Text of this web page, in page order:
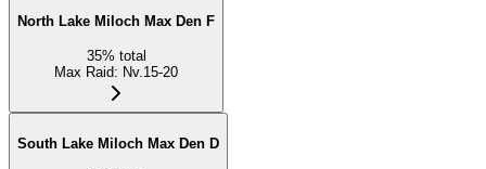
North Lake Miloch Max Den F
35% total
Max Raid: Nv.15-20
South Lake Miloch Max Den D